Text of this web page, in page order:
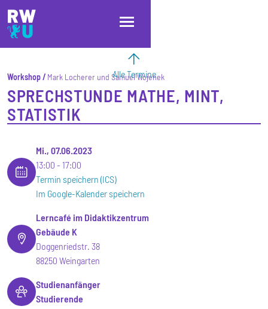
Direkt zum Inhalt
Direkt zur Hauptnavigation
Direkt zum Fußbereich
Alle Termine
Workshop Mark Locherer und Samuel Wojenek
SPRECHSTUNDE MATHE, MINT,
STATISTIK
Mi., 07.06.2023
13:00
17:00
Termin speichern (ICS)
Im Google-Kalender speichern
Lerncafé im Didaktikzentrum
Gebäude K
Doggenriedstr. 38
88250 Weingarten
Studienanfänger
Studierende